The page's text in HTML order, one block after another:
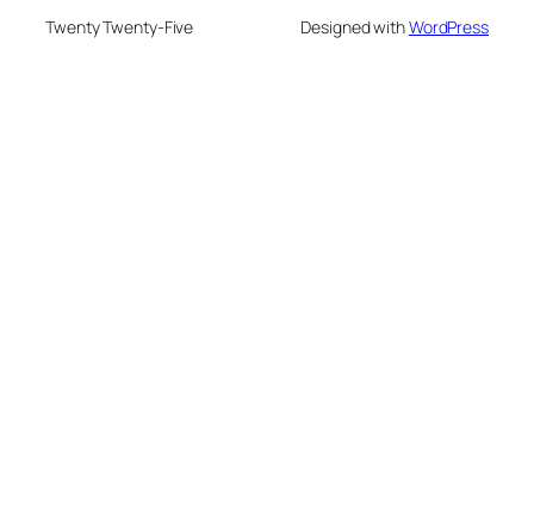
Twenty Twenty-Five Designed withWordPress